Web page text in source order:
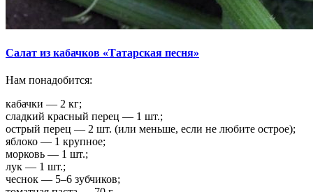
Салат из кабачков «Татарская песня»
Нам понадобится:
кабачки — 2 кг;
сладкий красный перец — 1 шт.;
острый перец — 2 шт. (или меньше, если не любите острое);
яблоко — 1 крупное;
морковь — 1 шт.;
лук — 1 шт.;
чеснок — 5–6 зубчиков;